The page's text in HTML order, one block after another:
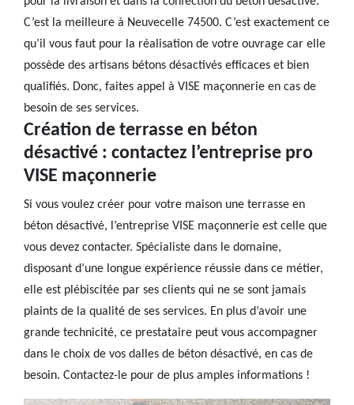
C’est la meilleure à Neuvecelle 74500. C’est exactement ce
qu’il vous faut pour la réalisation de votre ouvrage car elle
possède des artisans bétons désactivés efficaces et bien
qualifiés. Donc, faites appel à VISE maçonnerie en cas de
besoin de ses services.
Création de terrasse en béton
désactivé : contactez l’entreprise pro
VISE maçonnerie
Si vous voulez créer pour votre maison une terrasse en
béton désactivé, l’entreprise VISE maçonnerie est celle que
vous devez contacter. Spécialiste dans le domaine,
disposant d’une longue expérience réussie dans ce métier,
elle est plébiscitée par ses clients qui ne se sont jamais
plaints de la qualité de ses services. En plus d’avoir une
grande technicité, ce prestataire peut vous accompagner
dans le choix de vos dalles de béton désactivé, en cas de
besoin. Contactez-le pour de plus amples informations !